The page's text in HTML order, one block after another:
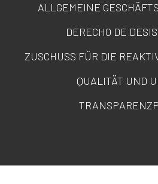
ALLGEMEINE
DERECHO DE
ZUSCHUSS FÜR DIE
QUALITÄT UND